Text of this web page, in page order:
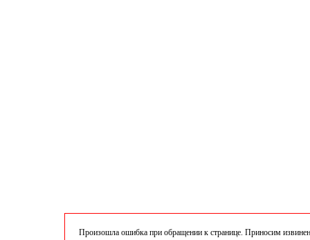
Произошла ошибка при обращении к странице. Приносим